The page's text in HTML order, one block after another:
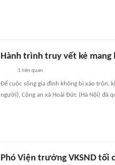
Hành trình truy vết kẻ
1 liên quan
Để cuộc sống gia đình không bị xáo trộn,
người), Công an xã Hoài Đức (Hà Nội) đã
Phó Viện trưởng VKSND tối